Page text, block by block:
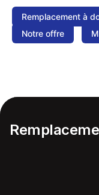
Remplacement à
Notre offre